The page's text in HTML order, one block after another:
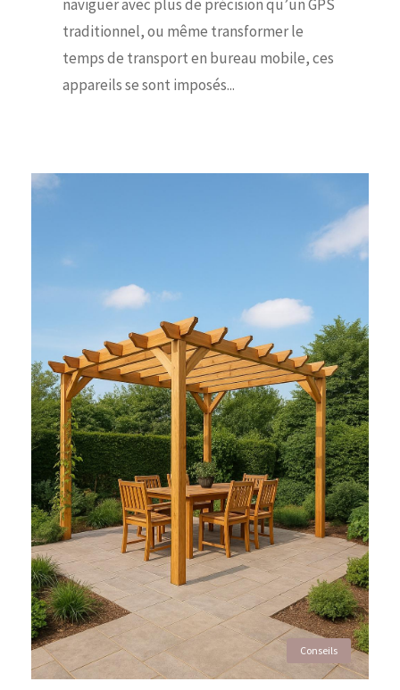
naviguer avec plus de précision qu’un GPS
traditionnel, ou même transformer le
temps de transport en bureau mobile, ces
appareils se sont imposés...
Conseils